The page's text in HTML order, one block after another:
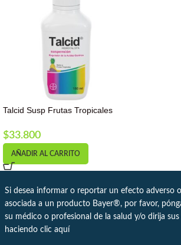
Talcid Susp Frutas Tropicales
$33.800
AÑADIR AL CARRITO
Si desea informar o reportar un efecto adverso
asociada a un producto Bayer®, por favor,
su médico o profesional de la salud y/o dirija
haciendo clic aquí